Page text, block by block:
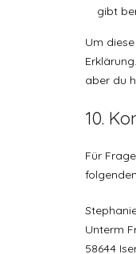
gibt
Um
aber du
10.
Für
Unterm
58644